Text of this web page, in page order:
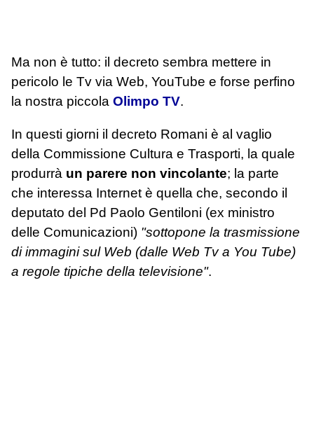
Ma non è tutto: il decreto sembra mettere in
pericolo le Tv via Web, YouTube e forse perfino
la nostra piccola Olimpo TV.
In questi giorni il decreto Romani è al vaglio
della Commissione Cultura e Trasporti, la quale
produrrà un parere non vincolante; la parte
che interessa Internet è quella che, secondo il
deputato del Pd Paolo Gentiloni (ex ministro
delle Comunicazioni) "sottopone la trasmissione
di immagini sul Web (dalle Web Tv a You Tube)
a regole tipiche della televisione".